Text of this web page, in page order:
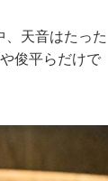
、天音はたった
俊平らだけで